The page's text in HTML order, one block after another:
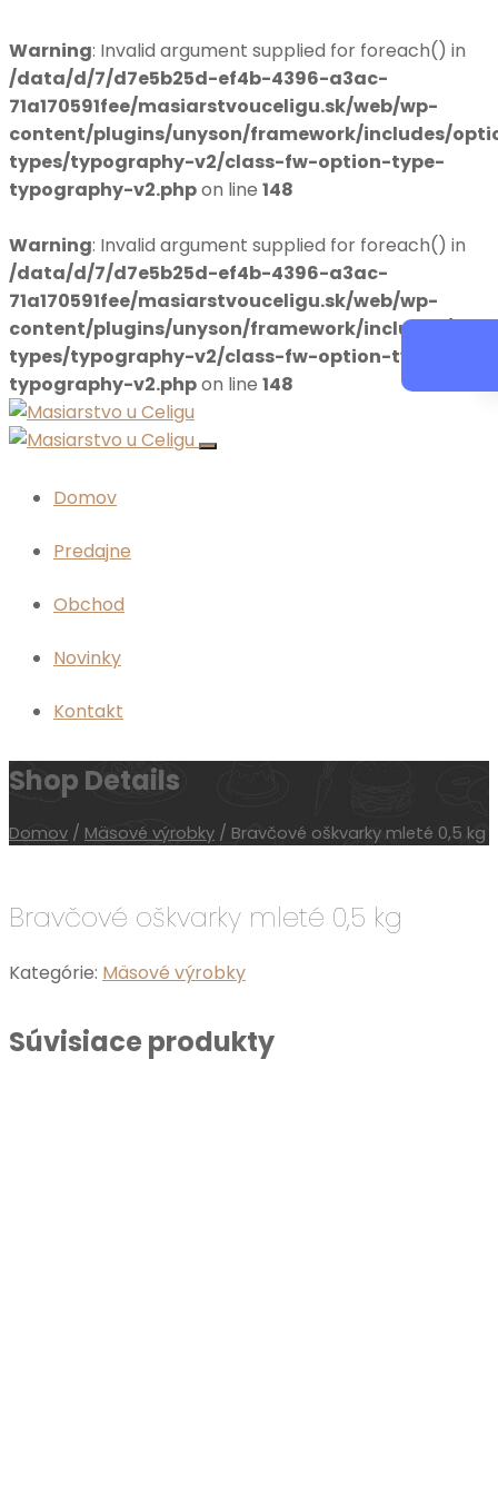
Warning: Invalid argument supplied for foreach() in
/data/d/7/d7e5b25d-ef4b-4396-a3ac-
71a170591fee/masiarstvouceligu.sk/web/wp-
content/plugins/unyson/framework/includes/
types/typography-v2/class-fw-option-type-
typography-v2.phpon line 148
Warning: Invalid argument supplied for foreach() in
/data/d/7/d7e5b25d-ef4b-4396-a3ac-
71a170591fee/masiarstvouceligu.sk/web/wp-
content/plugins/unyson/framework/includes/
types/typography-v2/class-fw-option-type-
typography-v2.phpon line 148
Domov
Predajne
Obchod
Novinky
Kontakt
Shop Details
Domov / Mäsové výrobky / Bravčové oškvarky mleté 0,5 kg
Bravčové oškvarky mleté 0,5 kg
Kategórie: Mäsové výrobky
Súvisiace produkty